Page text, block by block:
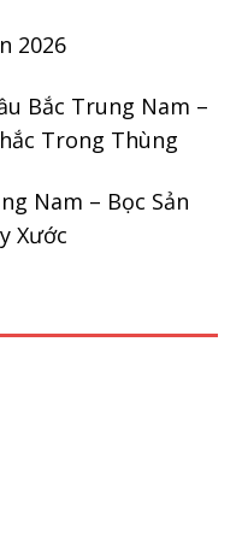
2026
Bắc Trung Nam –
Trong Thùng
Nam – Bọc Sản
Xước